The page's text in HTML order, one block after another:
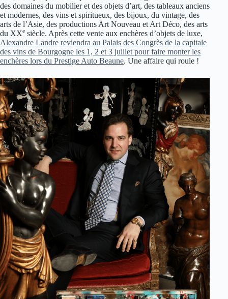
des domaines du mobilier et des objets d’art, des tableaux anciens
et modernes, des vins et spiritueux, des bijoux, du vintage, des
arts de l’Asie, des productions Art Nouveau et Art Déco, des arts
du XXe siècle. Après cette vente aux enchères d’objets de luxe,
Alexandre Landre reviendra au Palais des Congrès de la capitale
des vins de Bourgogne les 1, 2 et 3 juillet pour faire monter les
enchères lors du Prestige Auto Beaune. Une affaire qui roule !